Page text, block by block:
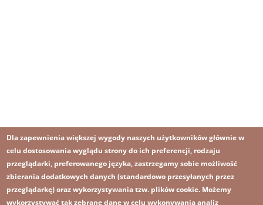
Dla zapewnienia większej wygody naszych użytkowników głównie w
celu dostosowania wyglądu strony do ich preferencji, rodzaju
przeglądarki, preferowanego języka, zastrzegamy sobie możliwość
zbierania dodatkowych danych (standardowo przesyłanych przez
przeglądarkę) oraz wykorzystywania tzw. plików cookie. Możemy
wykorzystywać tak zebrane dane w celu wykonywania analiz